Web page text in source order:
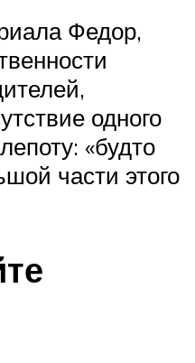
Федор,
одного
«будто
части этого